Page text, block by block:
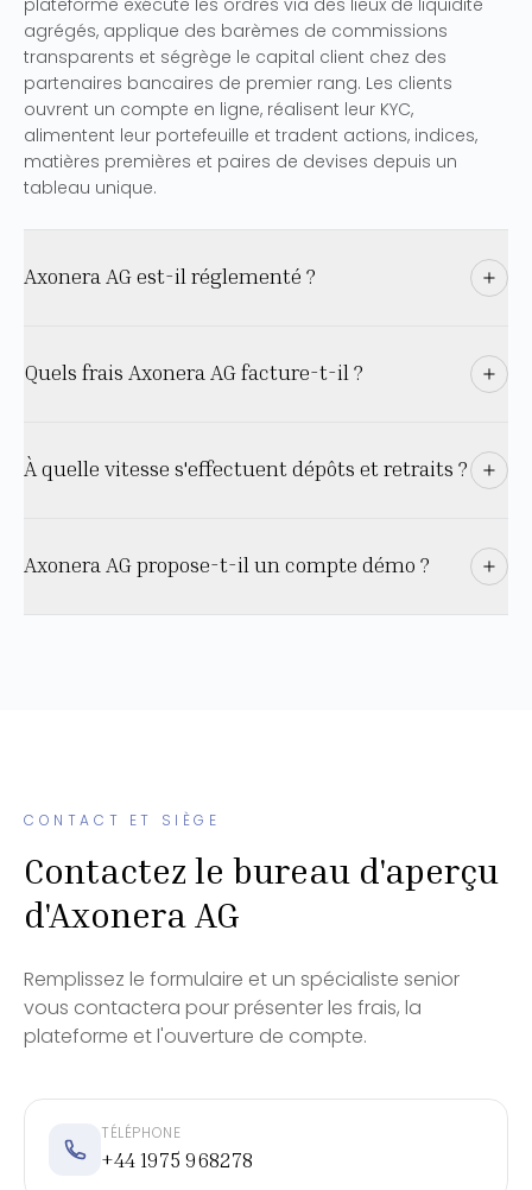
plateforme exécute les ordres via des lieux de liquidité
agrégés, applique des barèmes de commissions
transparents et ségrège le capital client chez des
partenaires bancaires de premier rang. Les clients
ouvrent un compte en ligne, réalisent leur KYC,
alimentent leur portefeuille et tradent actions, indices,
matières premières et paires de devises depuis un
tableau unique.
Axonera AG est-il réglementé ?
Quels frais Axonera AG facture-t-il ?
À quelle vitesse s'effectuent dépôts et retraits ?
Axonera AG propose-t-il un compte démo ?
CONTACT ET SIÈGE
Contactez le bureau d'aperçu
d'Axonera AG
Remplissez le formulaire et un spécialiste senior
vous contactera pour présenter les frais, la
plateforme et l'ouverture de compte.
TÉLÉPHONE
+44 1975 968278